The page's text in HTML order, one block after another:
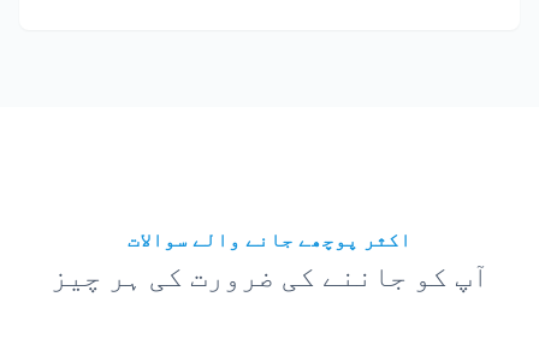
اکثر پوچھے جانے والے سوالات
آپ کو جاننے کی ضرورت کی ہر چیز